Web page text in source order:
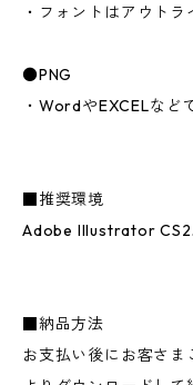
・フォントはアウトラ
●PNG
・WordやEXCELなど
■推奨環境
Adobe Illustrator CS2
■納品方法
お支払い後にお客さ